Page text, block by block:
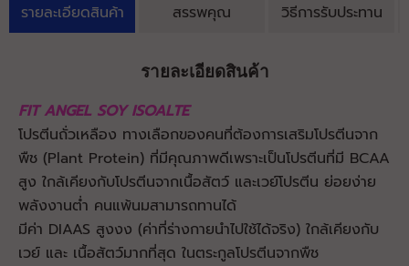
รายละเอียดสินค้า สรรพคุณ วิธีการรับประทาน
รายละเอียดสินค้า
FIT ANGEL SOY ISOALTE
โปรตีนถั่วเหลือง ทางเลือกของคนที่ต้องการเสริมโปรตีนจาก
พืช (Plant Protein) ที่มีคุณภาพดีเพราะเป็นโปรตีนที่มี BCAA
สูง ใกล้เคียงกับโปรตีนจากเนื้อสัตว์ และเวย์โปรตีน ย่อยง่าย
พลังงานต่ำ คนแพ้นมสามารถทานได้
มีค่า DIAAS สูงงง (ค่าที่ร่างกายนำไปใช้ได้จริง) ใกล้เคียงกับ
เวย์ และ เนื้อสัตว์มากที่สุด ในตระกูลโปรตีนจากพืช